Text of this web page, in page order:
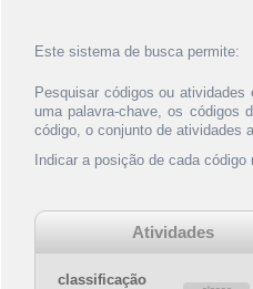
Este sistema de busca permite:
Pesquisar códigos ou
uma palavra-chave, os códigos
código, o conjunto de atividades
Indicar a posição de cada
Atividades
classificação